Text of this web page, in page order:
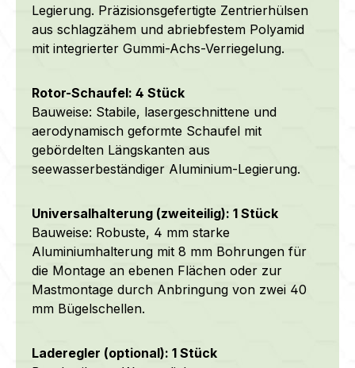
Legierung. Präzisionsgefertigte Zentrierhülsen
aus schlagzähem und abriebfestem Polyamid
mit integrierter Gummi-Achs-Verriegelung.
Rotor-Schaufel: 4 Stück
Bauweise: Stabile, lasergeschnittene und
aerodynamisch geformte Schaufel mit
gebördelten Längskanten aus
seewasserbeständiger Aluminium-Legierung.
Universalhalterung (zweiteilig): 1 Stück
Bauweise: Robuste, 4 mm starke
Aluminiumhalterung mit 8 mm Bohrungen für
die Montage an ebenen Flächen oder zur
Mastmontage durch Anbringung von zwei 40
mm Bügelschellen.
Laderegler (optional): 1 Stück